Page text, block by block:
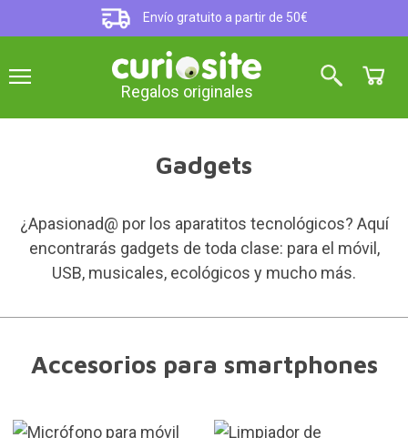
Envío gratuito a partir de 50€
Regalos originales
Gadgets
¿Apasionad@ por los aparatitos tecnológicos? Aquí
encontrarás gadgets de toda clase: para el móvil,
USB, musicales, ecológicos y mucho más.
Accesorios para smartphones